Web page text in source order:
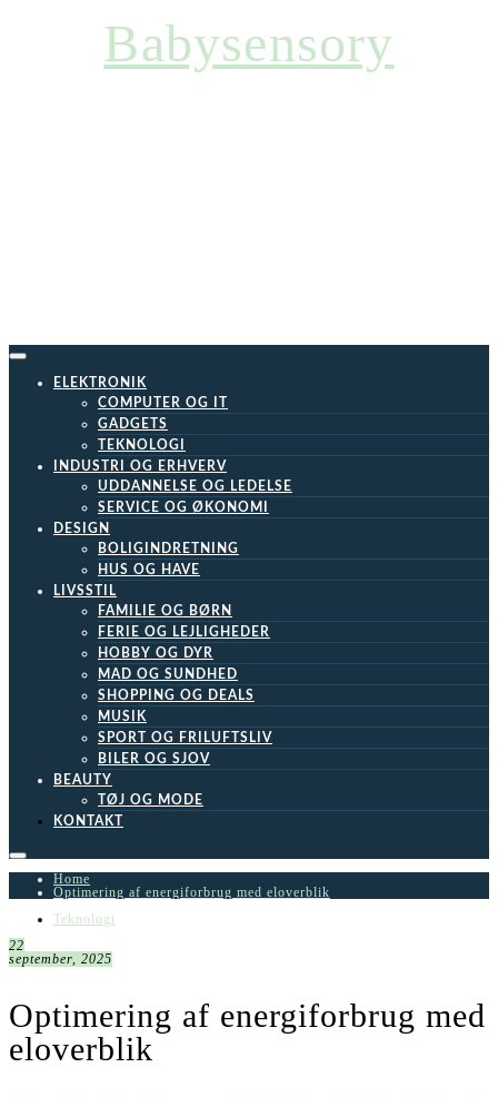
Babysensory
ELEKTRONIK
COMPUTER OG IT
GADGETS
TEKNOLOGI
INDUSTRI OG ERHVERV
UDDANNELSE OG LEDELSE
SERVICE OG ØKONOMI
DESIGN
BOLIGINDRETNING
HUS OG HAVE
LIVSSTIL
FAMILIE OG BØRN
FERIE OG LEJLIGHEDER
HOBBY OG DYR
MAD OG SUNDHED
SHOPPING OG DEALS
MUSIK
SPORT OG FRILUFTSLIV
BILER OG SJOV
BEAUTY
TØJ OG MODE
KONTAKT
Home
Optimering af energiforbrug med eloverblik
Teknologi
22
september, 2025
Optimering af energiforbrug med
eloverblik